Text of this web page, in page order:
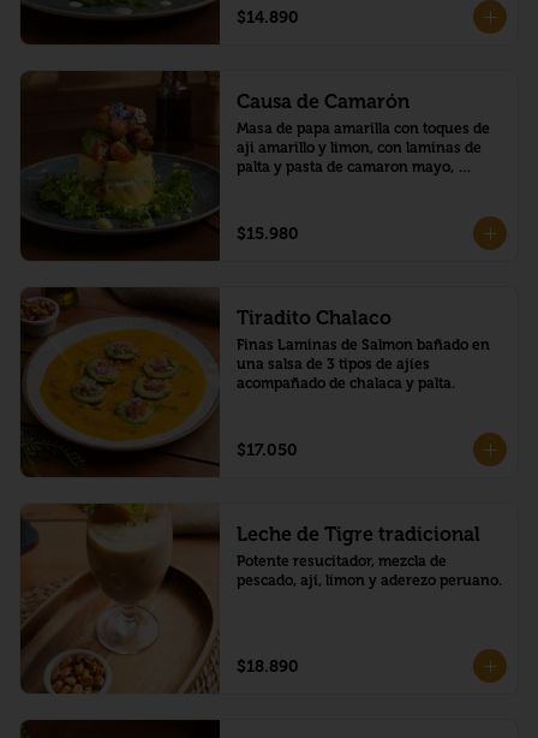
$14.890
Causa de Camarón
Masa de papa amarilla con toques de
aji amarillo y limon, con laminas de
palta y pasta de camaron mayo,
de maracuya con chía
$15.980
Tiradito Chalaco
Finas Laminas de Salmon bañado en
una salsa de 3 tipos de ajíes
acompañado de chalaca y palta.
$17.050
Leche de Tigre tradicional
Potente resucitador, mezcla de
pescado, ají, limon y aderezo peruano.
$18.890